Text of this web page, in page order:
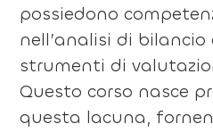
possiedono
nell’analisi di bilancio
strumenti di
Questo corso nasce
questa lacuna,